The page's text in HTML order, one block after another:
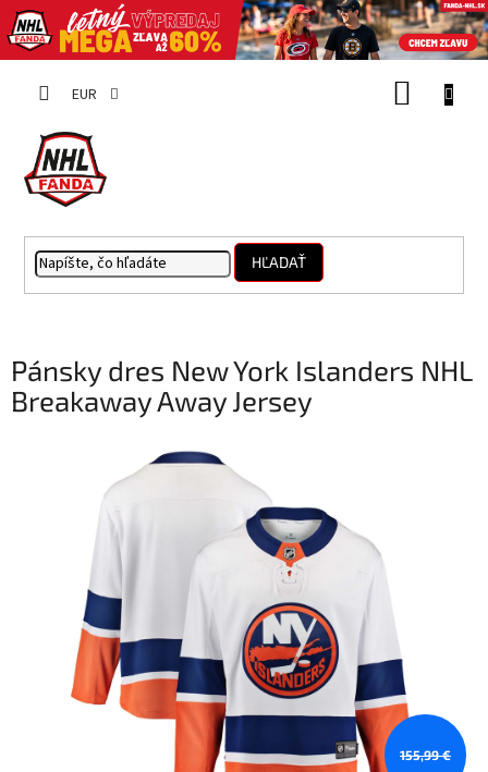
EUR
HĽADAŤ
Pánsky dres New York Islanders NHL
Breakaway Away Jersey
155,99 €